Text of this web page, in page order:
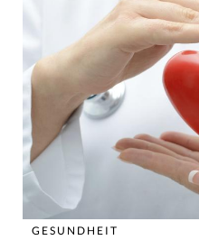
GESUNDHEIT